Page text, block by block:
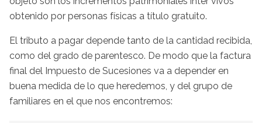
obtenido por personas físicas a título gratuito.
El tributo a pagar depende tanto de la cantidad recibida,
como del grado de parentesco. De modo que la factura
final del Impuesto de Sucesiones va a depender en
buena medida de lo que heredemos, y del grupo de
familiares en el que nos encontremos: